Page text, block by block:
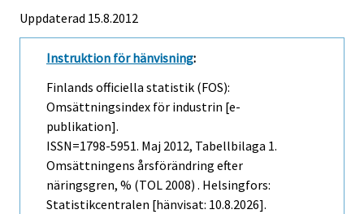
Uppdaterad 15.8.2012
Instruktion för hänvisning:
Finlands officiella statistik (FOS):
Omsättningsindex för industrin [e-
publikation].
ISSN=1798-5951. Maj 2012, Tabellbilaga 1.
Omsättningens årsförändring efter
näringsgren, % (TOL 2008) . Helsingfors:
Statistikcentralen [hänvisat: 10.8.2026].